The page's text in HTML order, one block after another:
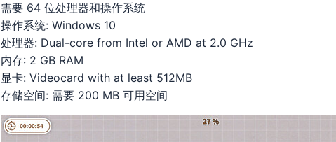
需要 64 位处理器和操作系统
操作系统: Windows 10
处理器: Dual-core from Intel or AMD at 2.0 GHz
内存: 2 GB RAM
显卡: Videocard with at least 512MB
存储空间: 需要 200 MB 可用空间